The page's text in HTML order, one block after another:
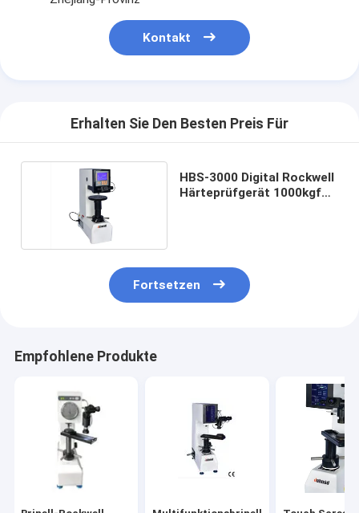
Kontakt
Erhalten Sie Den Besten Preis Für
HBS-3000 Digital Rockwell
Härteprüfgerät 1000kgf
Fortsetzen
Empfohlene Produkte